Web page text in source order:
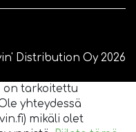
Distribution Oy 2026
on tarkoitettu
yhteydessä
mikäli olet